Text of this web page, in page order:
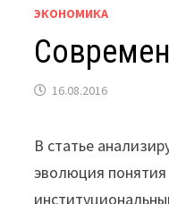
ЭКОНОМИКА
16.08.2016
В статье
эволюция